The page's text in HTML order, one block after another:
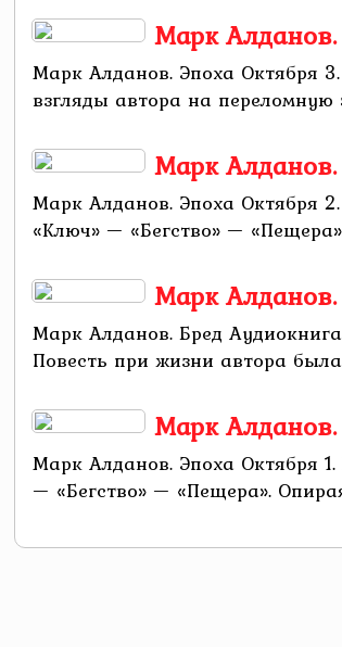
Марк
Марк Алданов. Эпоха Октября
взгляды автора на
Марк Алданов.
Марк Алданов. Эпоха Октября
«Ключ» — «Бегство» —
Марк Алданов.
Марк Алданов. Бред
Повесть при жизни автора
Марк
Марк Алданов. Эпоха Октября
— «Бегство» — «Пещера».